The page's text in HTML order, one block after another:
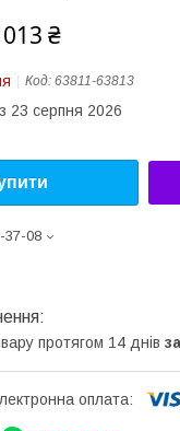
₴
Код: 63811-63813
23 серпня 2026
37-08
протягом 14 днів